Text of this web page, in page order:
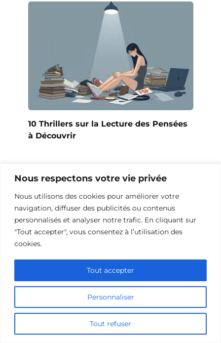
Nous respectons votre vie privée
Nous utilisons des cookies pour améliorer votre
navigation, diffuser des publicités ou contenus
personnalisés et analyser notre trafic. En cliquant sur
"Tout accepter", vous consentez à l’utilisation des
cookies.
Personnaliser
Tout refuser
Tout accepter
10 Thrillers sur la Lecture des Pensées
à Découvrir
Ajouter un commentaire
Name
Comment